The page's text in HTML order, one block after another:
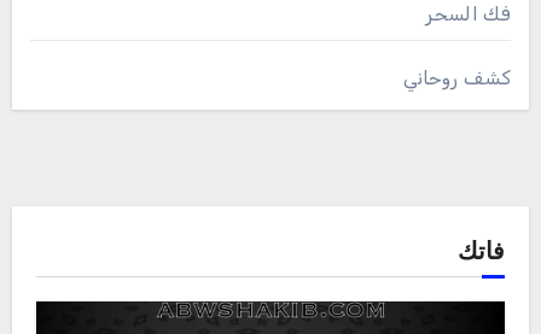
فك السحر
كشف روحاني
فاتك